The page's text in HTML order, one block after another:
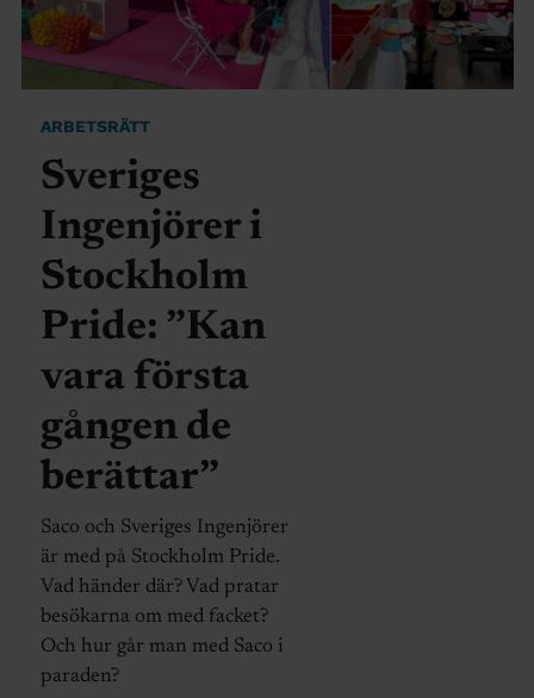
ARBETSRÄTT
Sveriges
Ingenjörer i
Stockholm
Pride: ”Kan
vara första
gången de
berättar”
Saco och Sveriges Ingenjörer
är med på Stockholm Pride.
Vad händer där? Vad pratar
besökarna om med facket?
Och hur går man med Saco i
paraden?